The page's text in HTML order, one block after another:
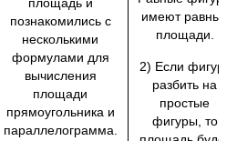
познакомились с
несколькими
формулами для
вычисления
площади
прямоугольника и
параллелограмма.
имеют равные
площади.
2) Если фигуру
разбить на
простые
фигуры, то